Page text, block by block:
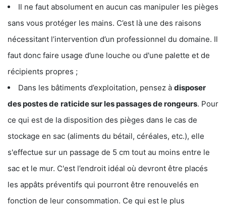
Il ne faut absolument en aucun cas manipuler les pièges
sans vous protéger les mains. C’est là une des raisons
nécessitant l’intervention d’un professionnel du domaine. Il
faut donc faire usage d’une louche ou d'une palette et de
récipients propres ;
Dans les bâtiments d’exploitation, pensez à disposer
des postes de raticide sur les passages de rongeurs. Pour
ce qui est de la disposition des pièges dans le cas de
stockage en sac (aliments du bétail, céréales, etc.), elle
s'effectue sur un passage de 5 cm tout au moins entre le
sac et le mur. C'est l’endroit idéal où devront être placés
les appâts préventifs qui pourront être renouvelés en
fonction de leur consommation. Ce qui est le plus